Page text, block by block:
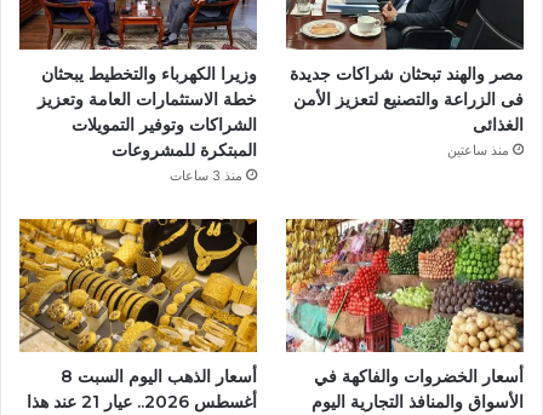
مصر والهند تبحثان شراكات جديدة
فى الزراعة والتصنيع لتعزيز الأمن
الغذائى
منذ ساعتين
وزيرا الكهرباء والتخطيط يبحثان
خطة الاستثمارات العامة وتعزيز
الشراكات وتوفير التمويلات
المبتكرة للمشروعات
منذ 3 ساعات
أسعار الخضروات والفاكهة في
الأسواق والمنافذ التجارية اليوم
أسعار الذهب اليوم السبت 8
أغسطس 2026.. عيار 21 عند هذا